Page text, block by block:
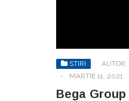
STIRI AUTOR:
-
MARTIE 11, 2021
Bega